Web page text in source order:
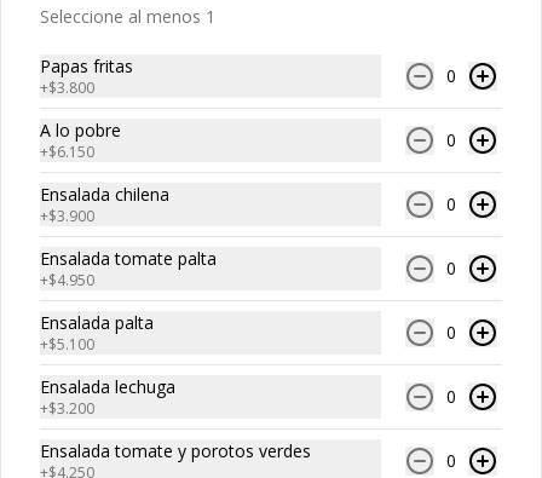
$4.100
Conócenos
Seleccione al menos 1
Papas fritas
+$3.800
0
A lo pobre
+$6.150
0
Ensalada chilena
+$3.900
0
Ensalada tomate palta
+$4.950
0
Ensalada palta
+$5.100
0
Ensalada lechuga
+$3.200
0
Ensalada tomate y porotos verdes
+$4.250
0